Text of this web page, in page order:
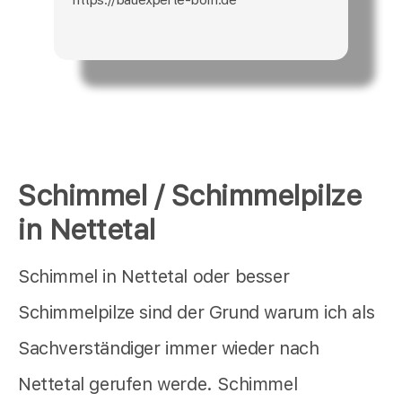
Schimmel / Schimmelpilze
in Nettetal
Schimmel in Nettetal oder besser
Schimmelpilze sind der Grund warum ich als
Sachverständiger immer wieder nach
Nettetal gerufen werde. Schimmel